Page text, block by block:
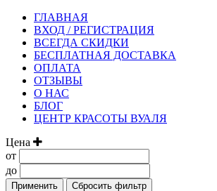
ГЛАВНАЯ
ВХОД / РЕГИСТРАЦИЯ
ВСЕГДА СКИДКИ
БЕСПЛАТНАЯ ДОСТАВКА
ОПЛАТА
ОТЗЫВЫ
О НАС
БЛОГ
ЦЕНТР КРАСОТЫ ВУАЛЯ
Цена
от
до
Применить Сбросить фильтр